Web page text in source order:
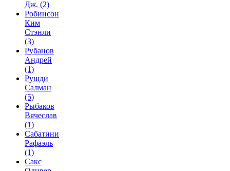
Дж. (2)
Робинсон
Ким
Стэнли
(3)
Рубанов
Андрей
(1)
Рушди
Салман
(5)
Рыбаков
Вячеслав
(1)
Сабатини
Рафаэль
(1)
Сакс